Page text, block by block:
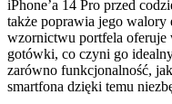
iPhone’a 14 Pro przed
także poprawia jego walory
wzornictwu portfela oferuje
gotówki, co czyni go
zarówno funkcjonalność,
smartfona dzięki temu